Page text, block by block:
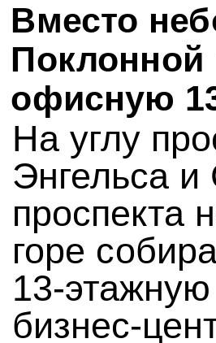
Вместо
Поклонной
офисную
На углу
Энгельса и
проспекта
горе
13-
бизнес-